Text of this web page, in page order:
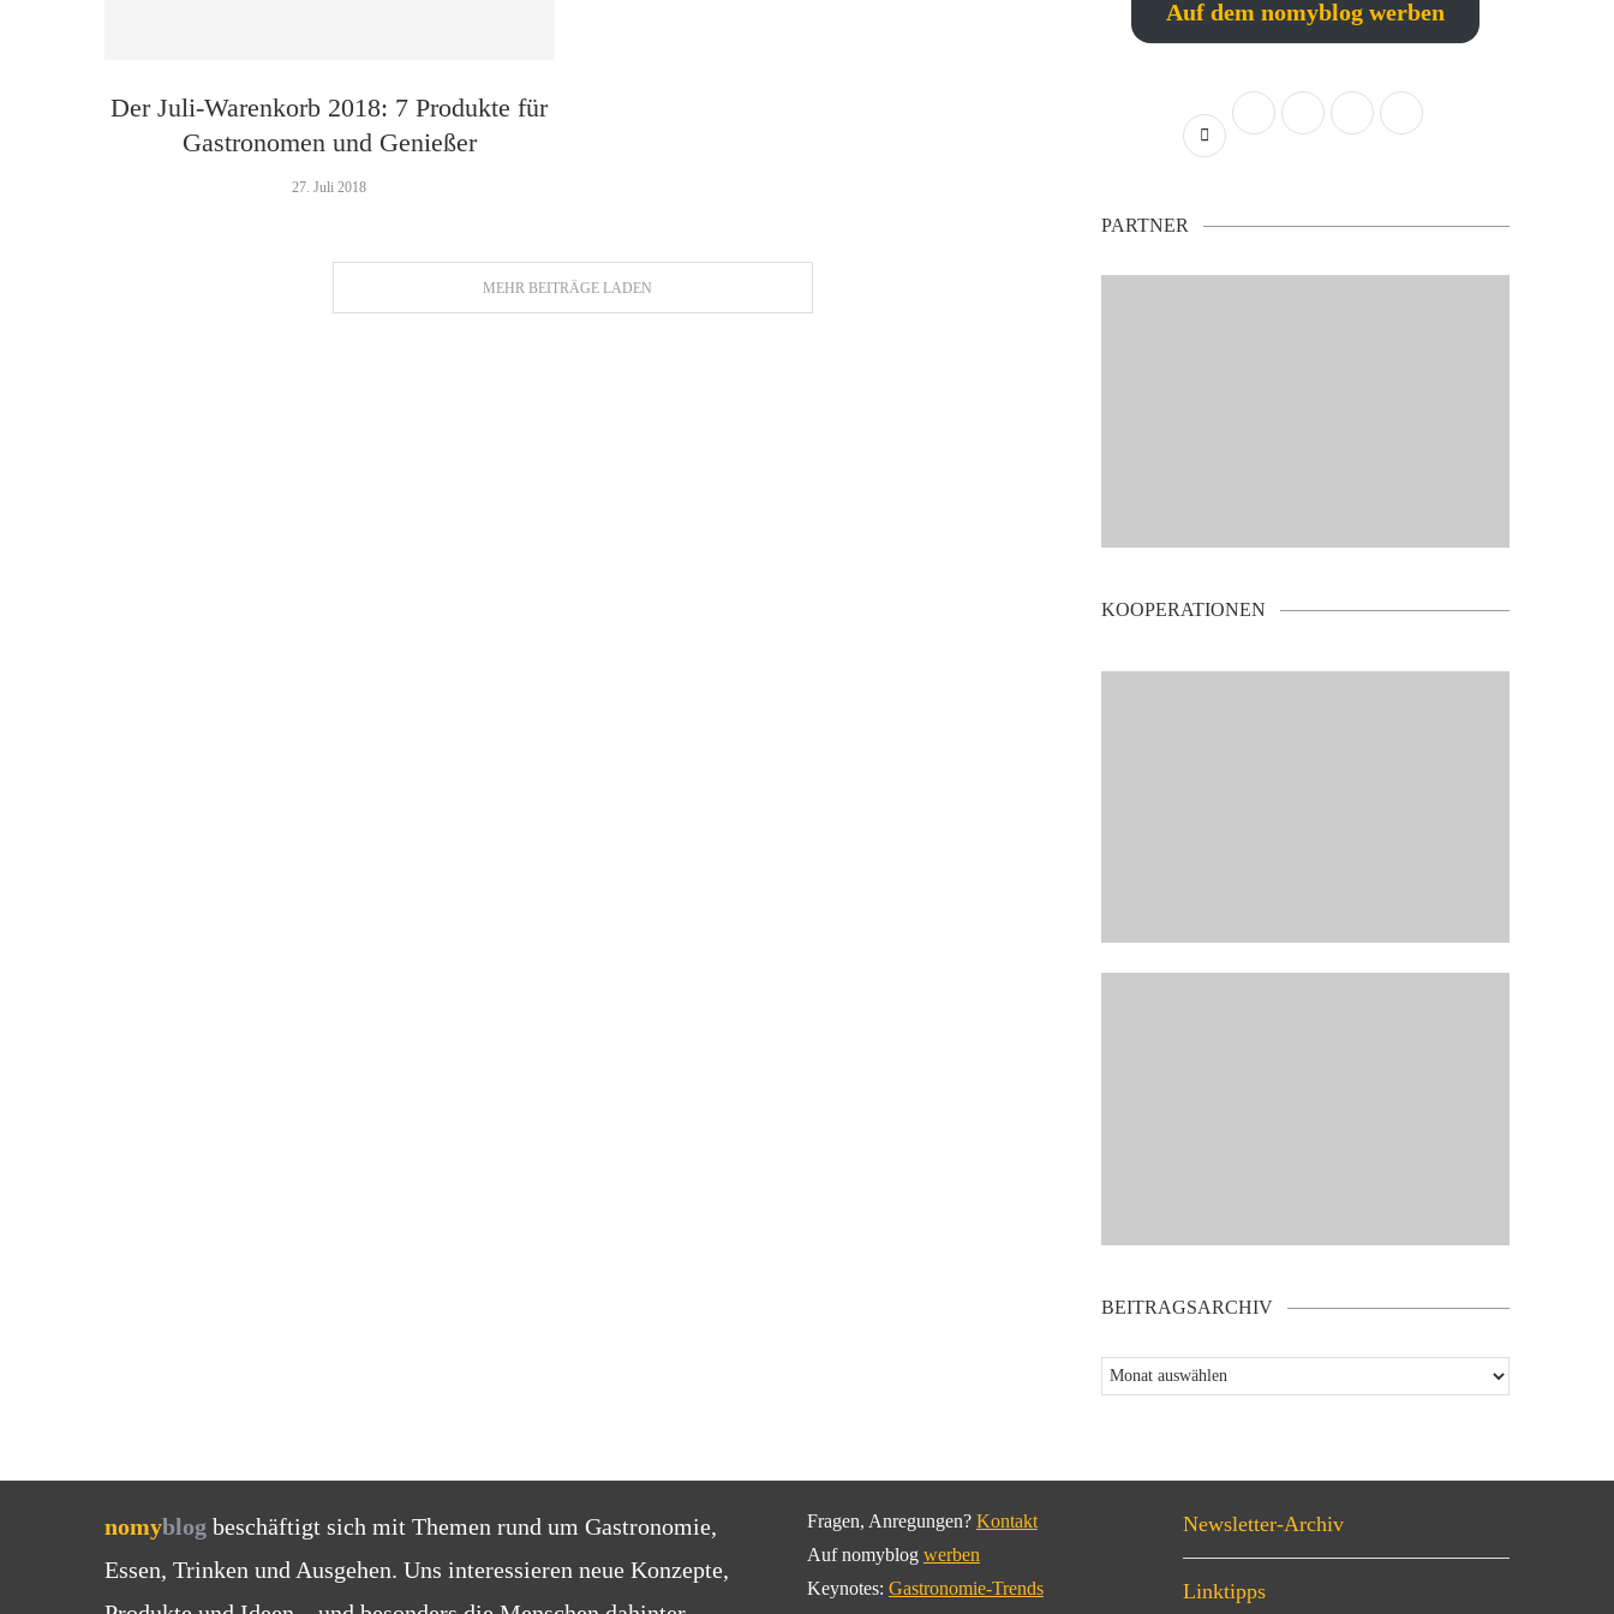
Der Juli-Warenkorb 2018: 7 Produkte für
Gastronomen und Genießer
27. Juli 2018
MEHR BEITRÄGE LADEN
Auf dem nomyblog werben
PARTNER
KOOPERATIONEN
BEITRAGSARCHIV
nomyblog beschäftigt sich mit Themen rund um Gastronomie,
Essen, Trinken und Ausgehen. Uns interessieren neue Konzepte,
Fragen, Anregungen? Kontakt
Auf nomyblog werben
Keynotes: Gastronomie-Trends
Newsletter-Archiv
Linktipps